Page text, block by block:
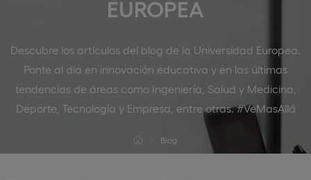
EUROPEA
Descubre los artículos del blog de la Universidad Europea.
Ponte al día en innovación educativa y en las últimas
tendencias de áreas como Ingeniería, Salud y Medicina,
Deporte, Tecnología y Empresa, entre otras. #VeMasAllá
Blog